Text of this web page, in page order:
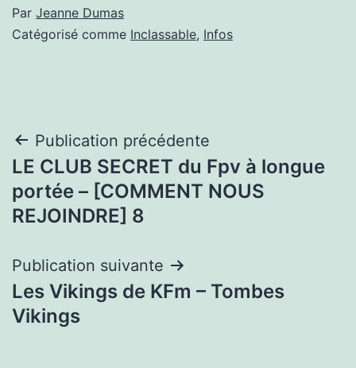
Par Jeanne Dumas
Catégorisé comme Inclassable, Infos
Navigation
de
l’article
Publication précédente
LE CLUB SECRET du Fpv à longue
portée – [COMMENT NOUS
REJOINDRE] 8
Publication suivante
Les Vikings de KFm – Tombes
Vikings